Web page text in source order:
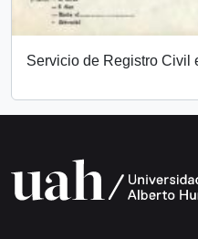
Servicio de Registro Civil